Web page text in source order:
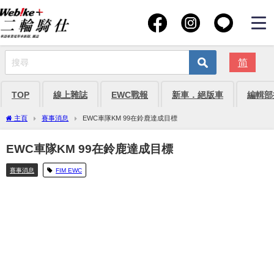
简
TOP 線上雜誌 EWC戰報 新車．絕版車 編輯
主頁 賽事消息 EWC車隊KM 99在鈴鹿達成目標
EWC車隊KM 99在鈴鹿達成目標
賽事消息 FIM EWC